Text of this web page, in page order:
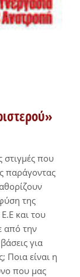
στιγμές που
παράγοντας
της
και του
από την
για
Ποια είναι η
που μας